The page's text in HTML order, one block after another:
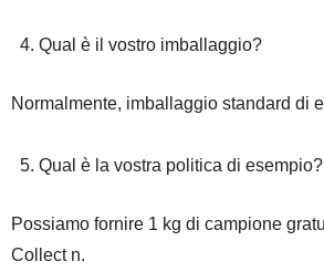
4. Qual è il vostro imballaggio?
Normalmente, imballaggio standard di
5. Qual è la vostra politica di esempio?
Possiamo fornire 1 kg di campione
Collect n.